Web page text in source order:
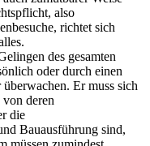
also
richtet sich
des gesamten
oder durch einen
Er muss sich
deren
die
Bauausführung sind,